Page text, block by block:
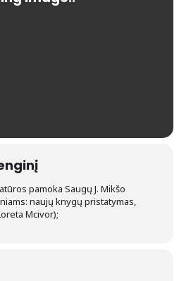
pamoka Saugų J. Mikšo
naujų knygų pristatymas,
Mcivor);